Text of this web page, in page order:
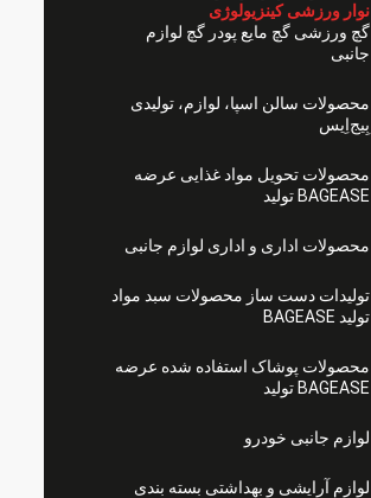
نوار ورزشی کینزیولوژی
گچ ورزشی گچ مایع پودر گچ لوازم
جانبی
محصولات سالن اسپا، لوازم، تولیدی
بِیج‌اِیس
محصولات تحویل مواد غذایی عرضه
BAGEASE تولید
محصولات اداری و اداری لوازم جانبی
تولیدات دست ساز محصولات سبد مواد
تولید BAGEASE
محصولات پوشاک استفاده شده عرضه
BAGEASE تولید
لوازم جانبی خودرو
لوازم آرایشی و بهداشتی بسته بندی